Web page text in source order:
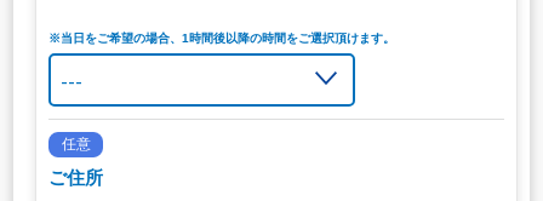
※当日をご希望の場合、1時間後以降の時間をご選択頂けます。
任意
ご住所